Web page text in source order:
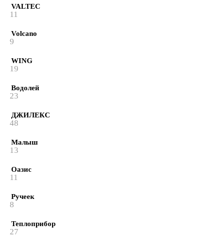
VALTEC
11
Volcano
9
WING
19
Водолей
23
ДЖИЛЕКС
48
Малыш
13
Оазис
11
Ручеек
8
Теплоприбор
27